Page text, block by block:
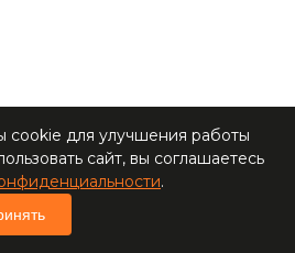
Накладки для
cookie для улучшения работы
сайт, вы соглашаетесь
.